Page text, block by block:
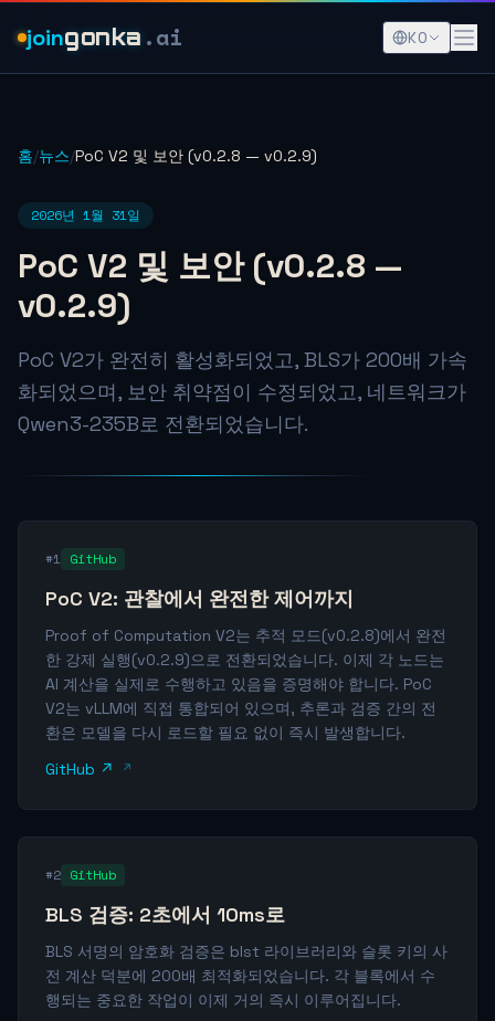
joingonka .ai KO
홈/뉴스/PoC V2 및 보안 (v0.2.8 — v0.2.9)
2026년 1월 31일
PoC V2 및 보안 (v0.2.8 —
v0.2.9)
PoC V2가 완전히 활성화되었고, BLS가 200배 가속
화되었으며, 보안 취약점이 수정되었고, 네트워크가
Qwen3-235B로 전환되었습니다.
#1 GitHub
PoC V2: 관찰에서 완전한 제어까지
Proof of Computation V2는 추적 모드(v0.2.8)에서 완전
한 강제 실행(v0.2.9)으로 전환되었습니다. 이제 각 노드는
AI 계산을 실제로 수행하고 있음을 증명해야 합니다. PoC
V2는 vLLM에 직접 통합되어 있으며, 추론과 검증 간의 전
환은 모델을 다시 로드할 필요 없이 즉시 발생합니다.
GitHub ↗
#2 GitHub
BLS 검증: 2초에서 10ms로
BLS 서명의 암호화 검증은 blst 라이브러리와 슬롯 키의 사
전 계산 덕분에 200배 최적화되었습니다. 각 블록에서 수
행되는 중요한 작업이 이제 거의 즉시 이루어집니다.